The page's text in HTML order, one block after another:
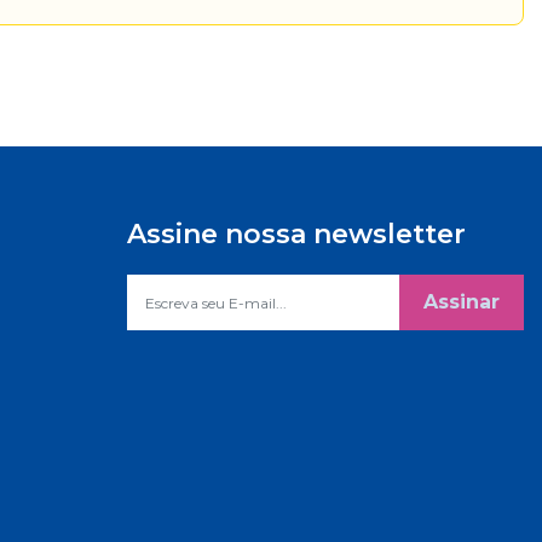
Assine nossa newsletter
Assinar